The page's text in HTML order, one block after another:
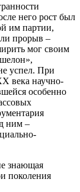
него рост был
им партии,
прорыв –
мог своим
успел. При
века научно-
особенно
ним –
знающая
поколения